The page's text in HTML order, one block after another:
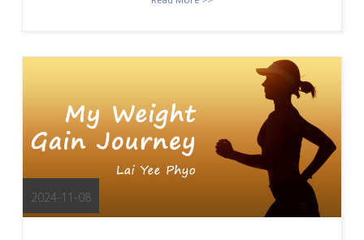
2024-11-08